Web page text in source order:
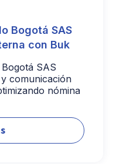
Bogotá SAS
con Buk
SAS
comunicación
nómina